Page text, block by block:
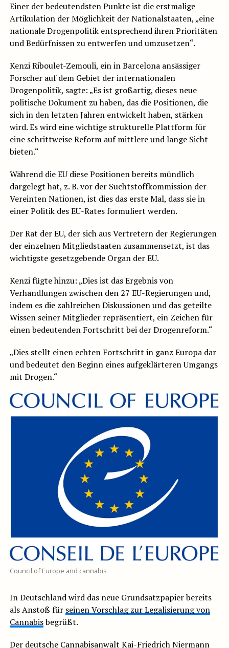
Einer der bedeutendsten Punkte ist die erstmalige
Artikulation der Möglichkeit der Nationalstaaten, „eine
nationale Drogenpolitik entsprechend ihren Prioritäten
und Bedürfnissen zu entwerfen und umzusetzen“.
Kenzi Riboulet-Zemouli, ein in Barcelona ansässiger
Forscher auf dem Gebiet der internationalen
Drogenpolitik, sagte: „Es ist großartig, dieses neue
politische Dokument zu haben, das die Positionen, die
sich in den letzten Jahren entwickelt haben, stärken
wird. Es wird eine wichtige strukturelle Plattform für
eine schrittweise Reform auf mittlere und lange Sicht
bieten.“
Während die EU diese Positionen bereits mündlich
dargelegt hat, z. B. vor der Suchtstoffkommission der
Vereinten Nationen, ist dies das erste Mal, dass sie in
einer Politik des EU-Rates formuliert werden.
Der Rat der EU, der sich aus Vertretern der Regierungen
der einzelnen Mitgliedstaaten zusammensetzt, ist das
wichtigste gesetzgebende Organ der EU.
Kenzi fügte hinzu: „Dies ist das Ergebnis von
Verhandlungen zwischen den 27 EU-Regierungen und,
indem es die zahlreichen Diskussionen und das geteilte
Wissen seiner Mitglieder repräsentiert, ein Zeichen für
einen bedeutenden Fortschritt bei der Drogenreform.“
„Dies stellt einen echten Fortschritt in ganz Europa dar
und bedeutet den Beginn eines aufgeklärteren Umgangs
mit Drogen.“
Council of Europe and cannabis
In Deutschland wird das neue Grundsatzpapier bereits
als Anstoß für seinen Vorschlag zur Legalisierung von
Cannabisbegrüßt.
Der deutsche Cannabisanwalt Kai-Friedrich Niermann